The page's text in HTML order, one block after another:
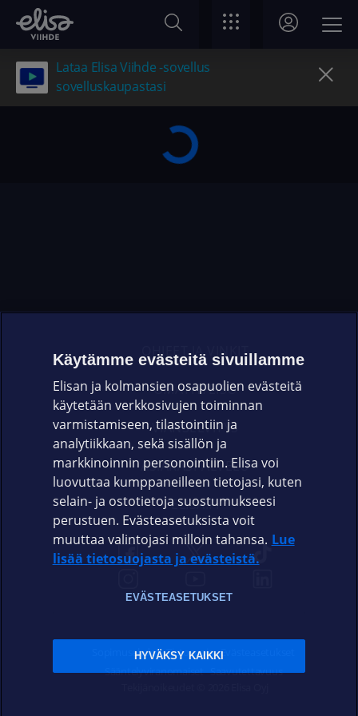
Lataa Elisa Viihde -sovellus
sovelluskaupastasi
OHJEET JA VINKIT
OMAYHTEISÖ
VIANSELVITYS
ASIAKASPALVELU
ELISA.FI
Sopimusehdot Tietosuoja Evästeasetukset
Sääntelyviranomaiset Saavutettavuus
Käytämme evästeitä sivuillamme
Elisan ja kolmansien osapuolien evästeitä
käytetään verkkosivujen toiminnan
varmistamiseen, tilastointiin ja
analytiikkaan, sekä sisällön ja
markkinoinnin personointiin. Elisa voi
luovuttaa kumppaneilleen tietojasi, kuten
selain- ja ostotietoja suostumukseesi
perustuen. Evästeasetuksista voit
muuttaa valintojasi milloin tahansa. Lue
lisää tietosuojasta ja evästeistä.
EVÄSTEASETUKSET
HYVÄKSY KAIKKI